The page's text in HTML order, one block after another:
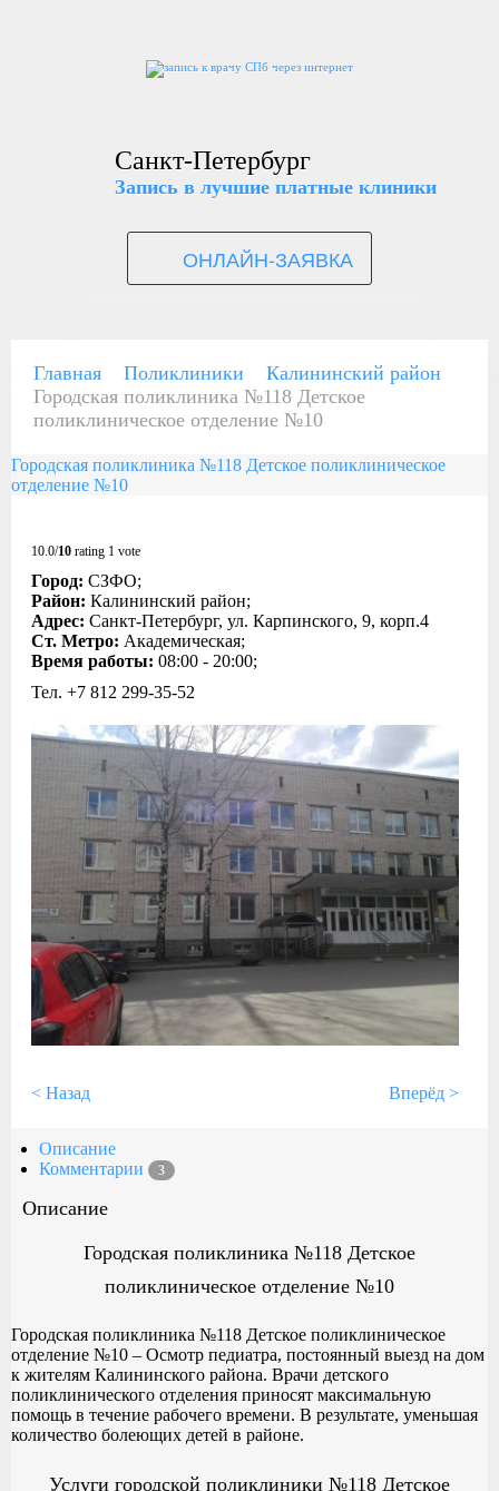
Санкт-Петербург
Запись в лучшие платные клиники
ОНЛАЙН-ЗАЯВКА
Главная Поликлиники
Калининский район
Городская поликлиника №118 Детское
поликлиническое отделение №10
Городская поликлиника №118 Детское поликлиническое
отделение №10
10.0/10 rating 1 vote
Город: СЗФО;
Район: Калининский район;
Адрес: Санкт-Петербург, ул. Карпинского, 9, корп.4
Ст. Метро: Академическая;
Время работы: 08:00 - 20:00;
Тел. +7 812 299‑35-52
< Назад Вперёд >
Описание
Комментарии
3
Описание
Городская поликлиника №118 Детское
поликлиническое отделение №10
Городская поликлиника №118 Детское поликлиническое
отделение №10 – Осмотр педиатра, постоянный выезд на дом
к жителям Калининского района. Врачи детского
поликлинического отделения приносят максимальную
помощь в течение рабочего времени. В результате, уменьшая
количество болеющих детей в районе.
Услуги городской поликлиники №118 Детское